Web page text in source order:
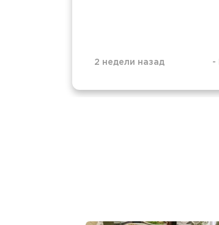
2 недели назад -